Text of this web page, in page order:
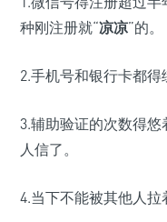
种刚注册就“凉凉”的。
2.手机号和银行卡都得
3.辅助验证的次数得悠
人信了。
4.当下不能被其他人拉